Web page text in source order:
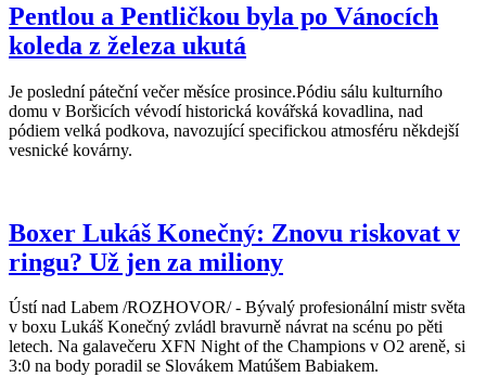
Pentlou a Pentličkou byla po Vánocích
koleda z železa ukutá
Je poslední páteční večer měsíce prosince.Pódiu sálu kulturního
domu v Boršicích vévodí historická kovářská kovadlina, nad
pódiem velká podkova, navozující specifickou atmosféru někdejší
vesnické kovárny.
Boxer Lukáš Konečný: Znovu riskovat v
ringu? Už jen za miliony
Ústí nad Labem /ROZHOVOR/ - Bývalý profesionální mistr světa
v boxu Lukáš Konečný zvládl bravurně návrat na scénu po pěti
letech. Na galavečeru XFN Night of the Champions v O2 areně, si
3:0 na body poradil se Slovákem Matúšem Babiakem.